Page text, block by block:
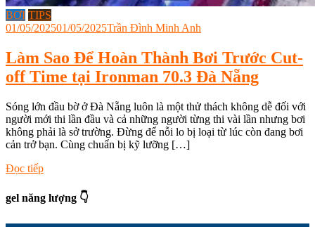
BƠI TIPS
01/05/202501/05/2025Trần Đình Minh Anh
Làm Sao Để Hoàn Thành Bơi Trước Cut-
off Time tại Ironman 70.3 Đà Nẵng
Sóng lớn đầu bờ ở Đà Nẵng luôn là một thử thách không dễ đối với
người mới thi lần đầu và cả những người từng thi vài lần nhưng bơi
không phải là sở trường. Đừng để nỗi lo bị loại từ lúc còn đang bơi
cản trở bạn. Cùng chuẩn bị kỹ lưỡng […]
Tagged
tập
bơi
Đọc tiếp
gel năng lượng 👇